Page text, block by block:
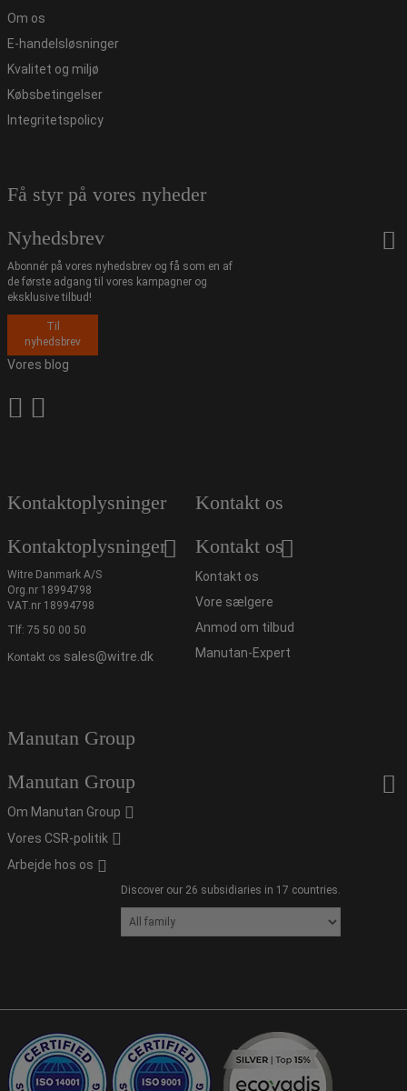
Om os
E-handelsløsninger
Kvalitet og miljø
Købsbetingelser
Integritetspolicy
Få styr på vores nyheder
Nyhedsbrev
Abonnér på vores nyhedsbrev og få som en af
de første adgang til vores kampagner og
eksklusive tilbud!
Til
nyhedsbrev
Vores blog
Kontaktoplysninger
Kontaktoplysninger
Witre Danmark A/S
Org.nr 18994798
VAT.nr 18994798
Tlf: 75 50 00 50
Kontakt os sales@witre.dk
Kontakt os
Kontakt os
Kontakt os
Vore sælgere
Anmod om tilbud
Manutan-Expert
Manutan Group
Manutan Group
Om Manutan Group
Vores CSR-politik
Arbejde hos os
Discover our 26 subsidiaries in 17 countries.